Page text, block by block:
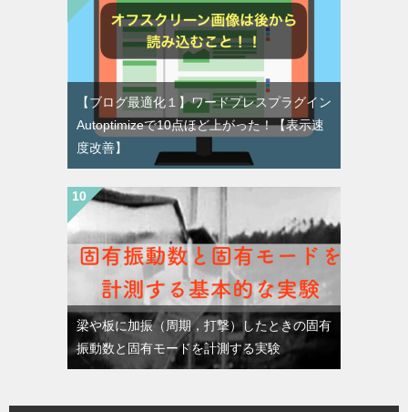
【ブログ最適化１】ワードプレスプラグイン
Autoptimizeで10点ほど上がった！【表示速
度改善】
梁や板に加振（周期，打撃）したときの固有
振動数と固有モードを計測する実験